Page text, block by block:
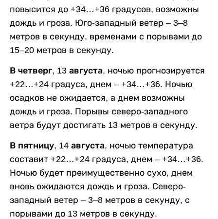
повысится до +34…+36 градусов, возможны
дождь и гроза. Юго-западный ветер – 3–8
метров в секунду, временами с порывами до
15–20 метров в секунду.
В четверг, 13 августа, ночью прогнозируется
+22…+24 градуса, днем – +34…+36. Ночью
осадков не ожидается, а днем возможны
дождь и гроза. Порывы северо-западного
ветра будут достигать 13 метров в секунду.
В пятницу, 14 августа, ночью температура
составит +22…+24 градуса, днем – +34…+36.
Ночью будет преимущественно сухо, днем
вновь ожидаются дождь и гроза. Северо-
западный ветер – 3–8 метров в секунду, с
порывами до 13 метров в секунду.